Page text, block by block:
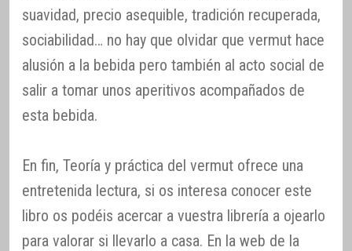
suavidad, precio asequible, tradición recuperada,
sociabilidad… no hay que olvidar que vermut hace
alusión a la bebida pero también al acto social de
salir a tomar unos aperitivos acompañados de
esta bebida.
En fin, Teoría y práctica del vermut ofrece una
entretenida lectura, si os interesa conocer este
libro os podéis acercar a vuestra librería a ojearlo
para valorar si llevarlo a casa. En la web de la